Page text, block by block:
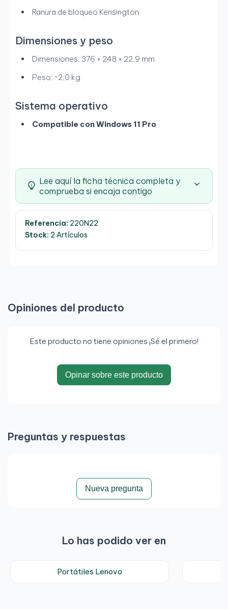
Ranura de bloqueo Kensington
Dimensiones y peso
Dimensiones: 376 × 248 × 22,9 mm
Peso: ~2,0 kg
Sistema operativo
Compatible con Windows 11 Pro
Lee aquí la ficha técnica completa y
comprueba si encaja contigo
Referencia: 220N22
Stock: 2 Artículos
Opiniones del producto
Este producto no tiene opiniones ¡Sé el primero!
Opinar sobre este producto
Preguntas y respuestas
Nueva pregunta
Lo has podido ver en
Portátiles Lenovo